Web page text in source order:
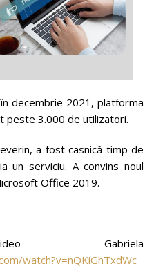
decembrie 2021, platforma
peste 3.000 de utilizatori.
a fost casnică timp de
un serviciu. A convins noul
Office 2019.
Gabriela
watch?v=nQKiGhTxdWc